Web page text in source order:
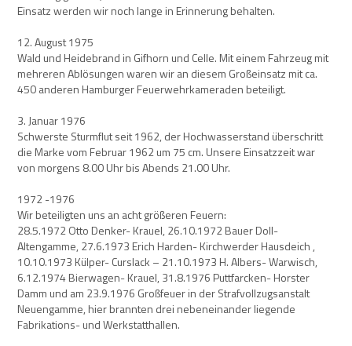
Einsatz werden wir noch lange in Erinnerung behalten.
12. August 1975
Wald und Heidebrand in Gifhorn und Celle. Mit einem Fahrzeug mit
mehreren Ablösungen waren wir an diesem Großeinsatz mit ca.
450 anderen Hamburger Feuerwehrkameraden beteiligt.
3. Januar 1976
Schwerste Sturmflut seit 1962, der Hochwasserstand überschritt
die Marke vom Februar 1962 um 75 cm. Unsere Einsatzzeit war
von morgens 8.00 Uhr bis Abends 21.00 Uhr.
1972 -1976
Wir beteiligten uns an acht größeren Feuern:
28.5.1972 Otto Denker- Krauel, 26.10.1972 Bauer Doll-
Altengamme, 27.6.1973 Erich Harden- Kirchwerder Hausdeich ,
10.10.1973 Külper- Curslack – 21.10.1973 H. Albers- Warwisch,
6.12.1974 Bierwagen- Krauel, 31.8.1976 Puttfarcken- Horster
Damm und am 23.9.1976 Großfeuer in der Strafvollzugsanstalt
Neuengamme, hier brannten drei nebeneinander liegende
Fabrikations- und Werkstatthallen.